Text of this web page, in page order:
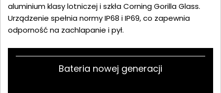
aluminium klasy lotniczej i szkła Corning Gorilla Glass.
Urządzenie spełnia normy IP68 i IP69, co zapewnia
odporność na zachlapanie i pył.
Bateria nowej generacji